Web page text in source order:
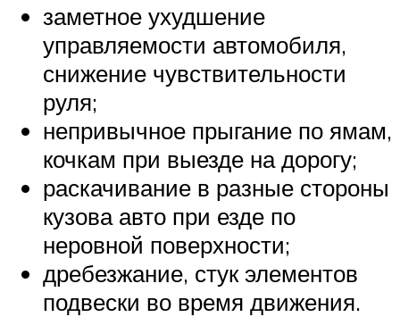
заметное ухудшение
управляемости автомобиля,
снижение чувствительности
руля;
непривычное прыгание по ямам,
кочкам при выезде на дорогу;
раскачивание в разные стороны
кузова авто при езде по
неровной поверхности;
дребезжание, стук элементов
подвески во время движения.